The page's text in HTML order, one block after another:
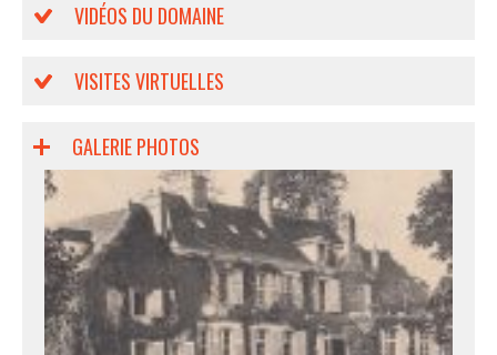
VIDÉOS DU DOMAINE
VISITES VIRTUELLES
GALERIE PHOTOS